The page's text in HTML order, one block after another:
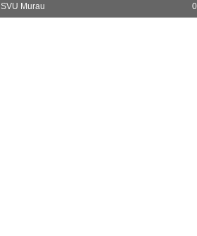
SVU Murau 0